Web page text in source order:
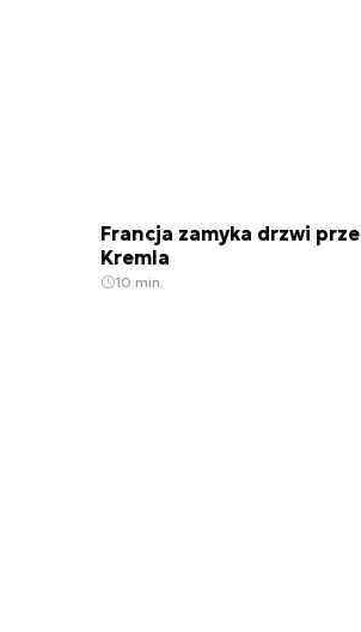
Francja zamyka drzwi
Kremla
10 min.